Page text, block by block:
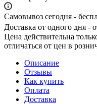
Самовывоз сегодня -
Доставка от одного дня -
Цена действительна
отличаться от цен в
Описание
Отзывы
Как купить
Оплата
Доставка